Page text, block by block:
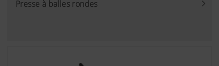
Presse à balles rondes